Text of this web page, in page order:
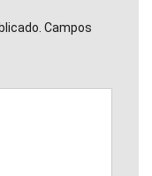
Campos